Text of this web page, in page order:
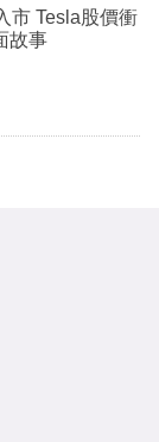
市 Tesla股價衝
故事